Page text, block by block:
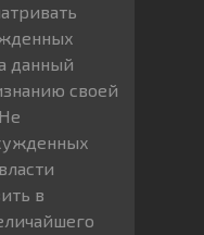
данный
своей
в